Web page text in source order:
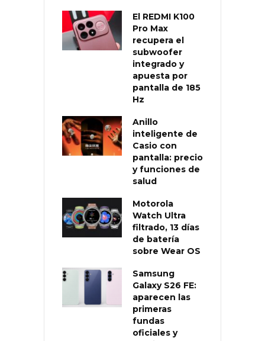
El REDMI K100
Pro Max
recupera el
subwoofer
integrado y
apuesta por
pantalla de 185
Hz
Anillo
inteligente de
Casio con
pantalla: precio
y funciones de
salud
Motorola
Watch Ultra
filtrado, 13 días
de batería
sobre Wear OS
Samsung
Galaxy S26 FE:
aparecen las
primeras
fundas
oficiales y